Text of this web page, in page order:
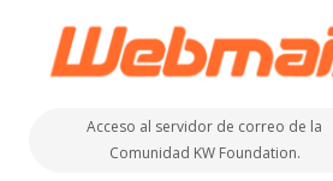
Acceso al servidor de correo de la
Comunidad KW Foundation.